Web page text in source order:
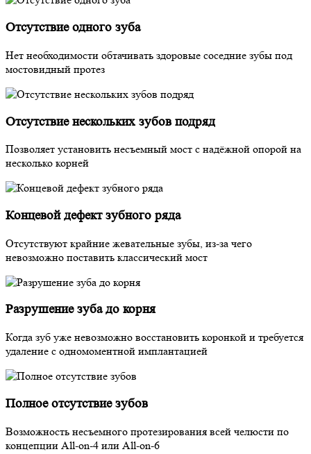
Отсутствие одного зуба
Нет необходимости обтачивать здоровые соседние зубы под
мостовидный протез
Отсутствие нескольких зубов подряд
Позволяет установить несъемный мост с надёжной опорой на
несколько корней
Концевой дефект зубного ряда
Отсутствуют крайние жевательные зубы, из-за чего
невозможно поставить классический мост
Разрушение зуба до корня
Когда зуб уже невозможно восстановить коронкой и требуется
удаление с одномоментной имплантацией
Полное отсутствие зубов
Возможность несъемного протезирования всей челюсти по
концепции All-on-4 или All-on-6